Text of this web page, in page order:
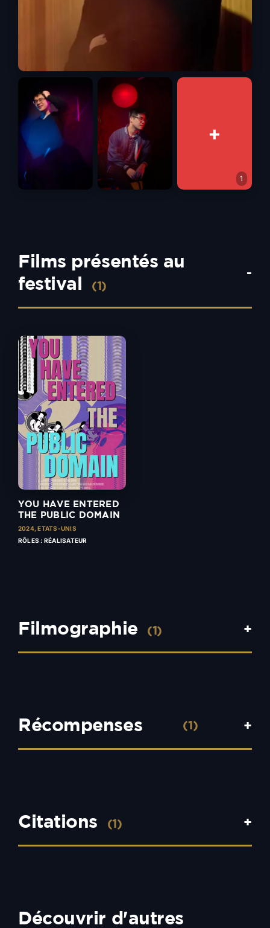
+
1
Films présentés au
festival
(1)
-
YOU HAVE ENTERED
THE PUBLIC DOMAIN
2024,ETATS-UNIS
RÔLES : RÉALISATEUR
Filmographie (1) +
Récompenses (1) +
Citations (1) +
Découvrir d'autres